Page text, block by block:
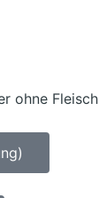
ohne Fleisch